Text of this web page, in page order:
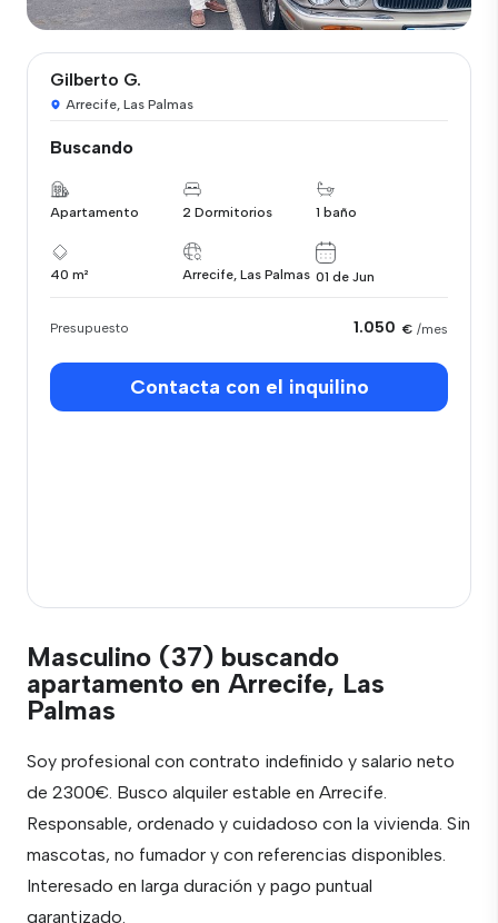
Gilberto G.
Arrecife, Las Palmas
Buscando
Apartamento 2 Dormitorios 1 baño
40 m² Arrecife, Las Palmas 01 de Jun
Presupuesto 1.050 € /mes
Contacta con el inquilino
Masculino (37) buscando
apartamento en Arrecife, Las
Palmas
Soy profesional con contrato indefinido y salario neto
de 2300€. Busco alquiler estable en Arrecife.
Responsable, ordenado y cuidadoso con la vivienda. Sin
mascotas, no fumador y con referencias disponibles.
Interesado en larga duración y pago puntual
garantizado.